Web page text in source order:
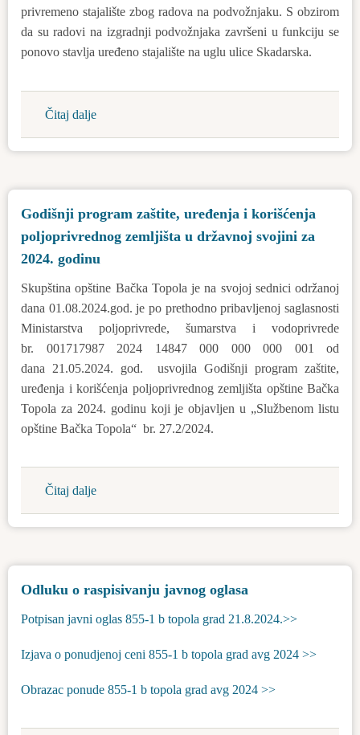
privremeno stajalište zbog radova na podvožnjaku. S obzirom
da su radovi na izgradnji podvožnjaka završeni u funkciju se
ponovo stavlja uređeno stajalište na uglu ulice Skadarska.
Čitaj dalje
Obaveštenje
o
na
relaciji
Bačka
-
Mićunovo
Godišnji program zaštite, uređenja i korišćenja
poljoprivrednog zemljišta u državnoj svojini za
2024. godinu
Skupština opštine Bačka Topola je na svojoj sednici održanoj
dana 01.08.2024.god. je po prethodno pribavljenoj saglasnosti
Ministarstva poljoprivrede, šumarstva i vodoprivrede
br. 001717987 2024 14847 000 000 000 001 od
dana 21.05.2024. god. usvojila Godišnji program zaštite,
uređenja i korišćenja poljoprivrednog zemljišta opštine Bačka
Topola za 2024. godinu koji je objavljen u „Službenom listu
opštine Bačka Topola“ br. 27.2/2024.
Čitaj dalje
Godišnji
program
i
zemljišta
državnoj
za
Odluku o raspisivanju javnog oglasa
Potpisan javni oglas 855-1 b topola grad 21.8.2024.>>
Izjava о ponudjenoj ceni 855-1 b topola grad avg 2024 >>
Obrazac ponude 855-1 b topola grad avg 2024 >>